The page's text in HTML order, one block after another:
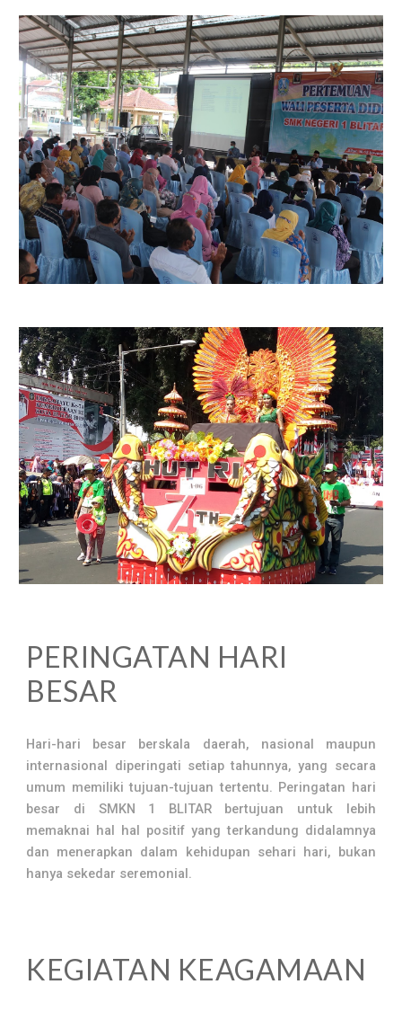
PERINGATAN HARI
BESAR
Hari-hari besar berskala daerah, nasional maupun
internasional diperingati setiap tahunnya, yang secara
umum memiliki tujuan-tujuan tertentu. Peringatan hari
besar di SMKN 1 BLITAR bertujuan untuk lebih
memaknai hal hal positif yang terkandung didalamnya
dan menerapkan dalam kehidupan sehari hari, bukan
hanya sekedar seremonial.
KEGIATAN KEAGAMAAN